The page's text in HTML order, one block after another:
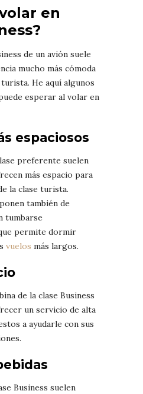
en
de un avión suele
mucho más cómoda
He aquí algunos
esperar al volar en
espaciosos
preferente suelen
más espacio para
la clase turista.
también de
tumbarse
permite dormir
vuelos más largos.
de la clase Business
un servicio de alta
a ayudarle con sus
Business suelen